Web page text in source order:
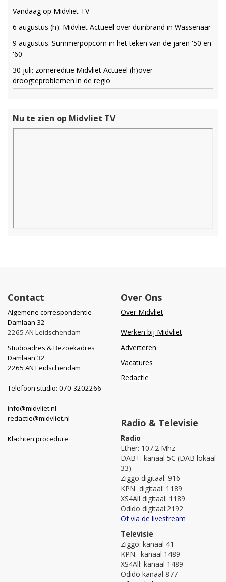
Vandaag op Midvliet TV
6 augustus (h): Midvliet Actueel over duinbrand in Wassenaar
9 augustus: Summerpopcorn in het teken van de jaren '50 en
'60
30 juli: zomereditie Midvliet Actueel (h)over
droogteproblemen in de regio
Nu te zien op Midvliet TV
Contact
Algemene correspondentie
Damlaan 32
2265 AN Leidschendam
Studioadres & Bezoekadres
Damlaan 32
2265 AN Leidschendam
Telefoon studio: 070-3202266
info@midvliet.nl
redactie@midvliet.nl
Klachten procedure
Over Ons
Over Midvliet
Werken bij Midvliet
Adverteren
Vacatures
Redactie
Radio & Televisie
Radio
Ether: 107.2 Mhz
DAB+: kanaal 5C (DAB lokaal
33)
Ziggo digitaal: 916
KPN digitaal: 1189
XS4All digitaal: 1189
Odido digitaal:2192
Of via de livestream
Televisie
Ziggo: kanaal 41
KPN: kanaal 1489
XS4All: kanaal 1489
Odido kanaal 877